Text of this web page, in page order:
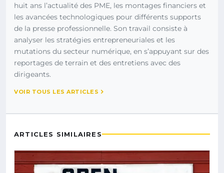
huit ans l’actualité des PME, les montages financiers et
les avancées technologiques pour différents supports
de la presse professionnelle. Son travail consiste à
analyser les stratégies entrepreneuriales et les
mutations du secteur numérique, en s’appuyant sur des
reportages de terrain et des entretiens avec des
dirigeants.
VOIR TOUS LES ARTICLES
ARTICLES SIMILAIRES